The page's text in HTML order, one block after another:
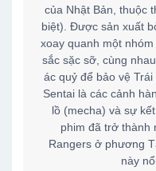
của Nhật Bản, thuộc
biệt). Được sản xuất
xoay quanh một
sắc sặc sỡ, cùng
ác quỷ để bảo vệ
Sentai là các cảnh
lồ (mecha) và sự
phim đã trở thành
Rangers ở phương
này